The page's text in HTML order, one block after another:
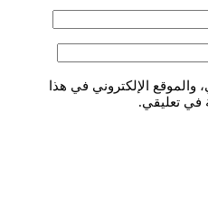
والموقع الإلكتروني في هذا
في تعليقي.